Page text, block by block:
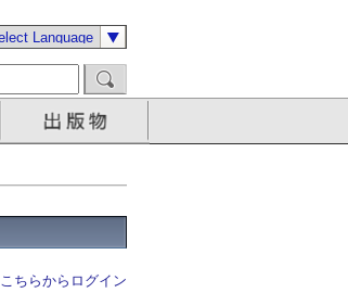
こちらからログイン